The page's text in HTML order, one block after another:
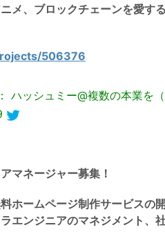
メ、ブロックチェーンを愛す
506376
ハッシュミー@複数の本業を（
マネージャー募集！
ホームページ制作サービスの
エンジニアのマネジメント、